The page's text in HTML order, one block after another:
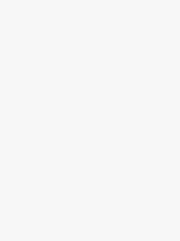
podstaw do
odbywa się na
Cofnięcie to nie ma
skargi do organu nadzorczego
Prezes Urzędu Ochrony
są dane osobowe, podanie